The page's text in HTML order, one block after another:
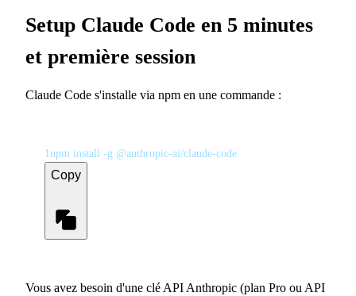
Setup Claude Code en 5 minutes
et première session
Claude Code s'installe via npm en une commande :
1npm install -g @anthropic-ai/claude-code
Copy
Vous avez besoin d'une clé API Anthropic (plan Pro ou API